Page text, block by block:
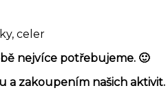
celer
nejvíce potřebujeme. 🙂
a zakoupením našich aktivit.